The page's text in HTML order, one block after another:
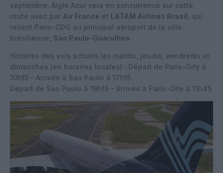
septembre. Aigle Azur sera en concurrence sur cette
route avec par Air France et LATAM Airlines Brasil , qui
relient Paris-CDG au principal aéroport de la ville
brésilienne, Sao Paulo-Guarulhos.
Horaires des vols actuels les mardis, jeudis, vendredis et
dimanches (en horaires locales) : Départ de Paris-Orly à
10h15 – Arrivée à Sao Paulo à 17h15
Départ de Sao Paulo à 19h15 – Arrivée à Paris-Orly à 11h45